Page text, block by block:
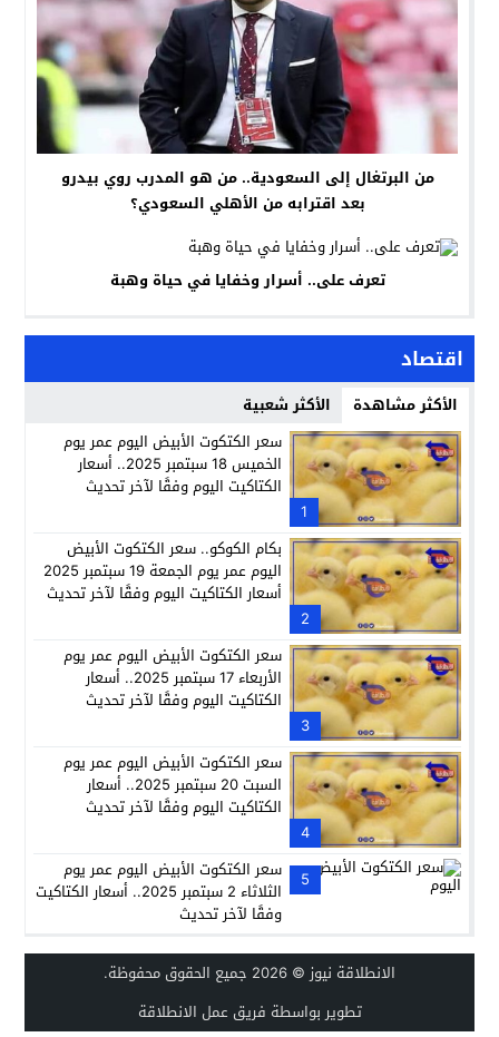
من البرتغال إلى السعودية.. من هو المدرب روي بيدرو
بعد اقترابه من الأهلي السعودي؟
تعرف على.. أسرار وخفايا في حياة وهبة
اقتصاد
الأكثر مشاهدة الأكثر شعبية
1
سعر الكتكوت الأبيض اليوم عمر يوم
الخميس 18 سبتمبر 2025.. أسعار
الكتاكيت اليوم وفقًا لآخر تحديث
2
بكام الكوكو.. سعر الكتكوت الأبيض
اليوم عمر يوم الجمعة 19 سبتمبر 2025
أسعار الكتاكيت اليوم وفقًا لآخر تحديث
3
سعر الكتكوت الأبيض اليوم عمر يوم
الأربعاء 17 سبتمبر 2025.. أسعار
الكتاكيت اليوم وفقًا لآخر تحديث
4
سعر الكتكوت الأبيض اليوم عمر يوم
السبت 20 سبتمبر 2025.. أسعار
الكتاكيت اليوم وفقًا لآخر تحديث
5
سعر الكتكوت الأبيض اليوم عمر يوم
الثلاثاء 2 سبتمبر 2025.. أسعار الكتاكيت
وفقًا لآخر تحديث
الانطلاقة نيوز© 2026 جميع الحقوق محفوظة.
تطوير بواسطة فريق عمل الانطلاقة